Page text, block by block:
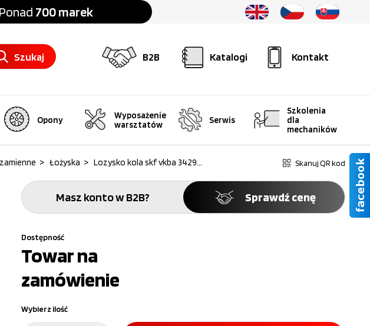
Ponad 700 marek
B2B Katalogi Kontakt
Szukaj
Opony
Wyposażenie
warsztatów
Serwis
Szkolenia
dla
mechaników
> Łożyska > Lozysko kola skf vkba 3429... Skanuj QR kod
Masz konto w B2B? Sprawdź cenę
Dostępność
Towar na
zamówienie
Wybierz ilość